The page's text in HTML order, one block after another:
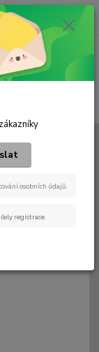
ks
0 Kč
osobních údajů.
registrace.